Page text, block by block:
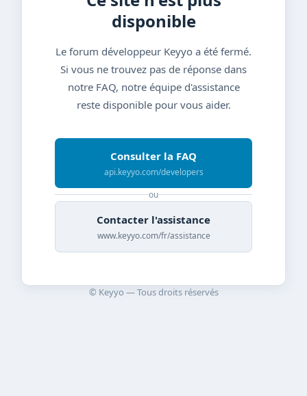
disponible
Le forum développeur Keyyo a été fermé.
Si vous ne trouvez pas de réponse dans
notre FAQ, notre équipe d'assistance
reste disponible pour vous aider.
Consulter la FAQ
api.keyyo.com/developers
ou
Contacter l'assistance
www.keyyo.com/fr/assistance
© Keyyo — Tous droits réservés